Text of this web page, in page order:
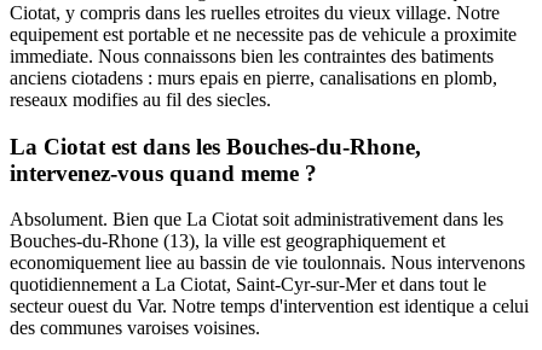
Ciotat, y compris dans les ruelles etroites du vieux village. Notre
equipement est portable et ne necessite pas de vehicule a proximite
immediate. Nous connaissons bien les contraintes des batiments
anciens ciotadens : murs epais en pierre, canalisations en plomb,
reseaux modifies au fil des siecles.
La Ciotat est dans les Bouches-du-Rhone,
intervenez-vous quand meme ?
Absolument. Bien que La Ciotat soit administrativement dans les
Bouches-du-Rhone (13), la ville est geographiquement et
economiquement liee au bassin de vie toulonnais. Nous intervenons
quotidiennement a La Ciotat, Saint-Cyr-sur-Mer et dans tout le
secteur ouest du Var. Notre temps d'intervention est identique a celui
des communes varoises voisines.